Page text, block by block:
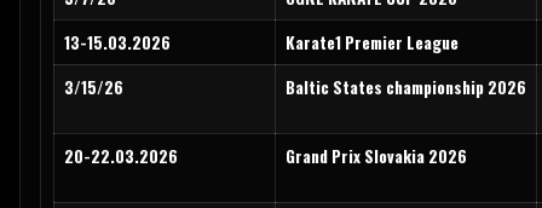
13-15.03.2026
Karate1 Premier League
3/15/26
Baltic States championship 2026
20-22.03.2026 Grand Prix Slovakia 2026